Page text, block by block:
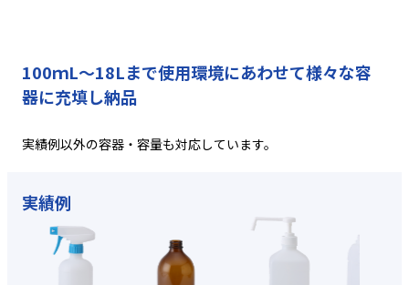
100ｍL～18Lまで使用環境にあわせて様々な容
器に充填し納品
実績例以外の容器・容量も対応しています。
実績例